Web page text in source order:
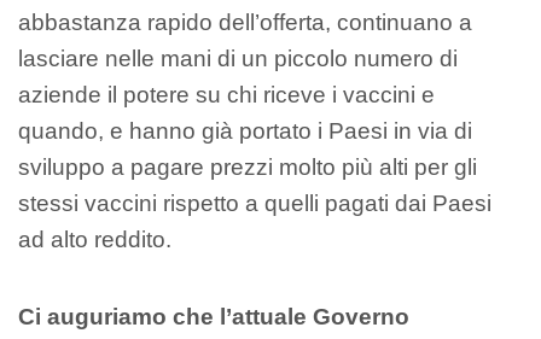
abbastanza rapido dell’offerta, continuano a
lasciare nelle mani di un piccolo numero di
aziende il potere su chi riceve i vaccini e
quando, e hanno già portato i Paesi in via di
sviluppo a pagare prezzi molto più alti per gli
stessi vaccini rispetto a quelli pagati dai Paesi
ad alto reddito.
Ci auguriamo che l’attuale Governo